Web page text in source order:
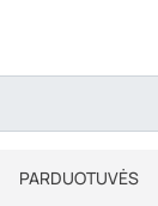
PARDUOTUVĖS